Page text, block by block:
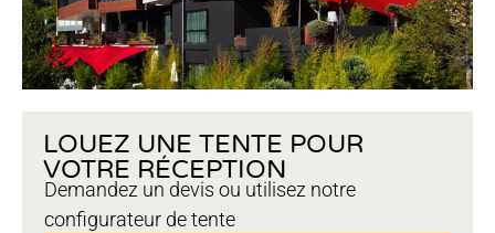
LOUEZ UNE TENTE POUR
VOTRE RÉCEPTION
Demandez un devis ou utilisez notre
configurateur de tente